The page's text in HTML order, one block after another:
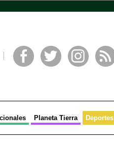
Planeta Tierra Deportes